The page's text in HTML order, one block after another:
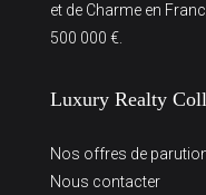
et de Charme en
500 000 €.
Luxury Realty
Nos offres de
Nous contacter